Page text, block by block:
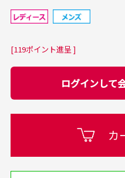
[119ポイント進呈 ]
ログインして
カ